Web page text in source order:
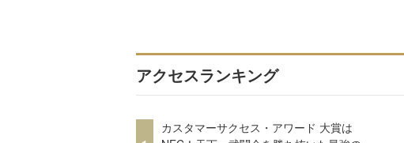
アクセスランキング
カスタマーサクセス・アワード 大賞は